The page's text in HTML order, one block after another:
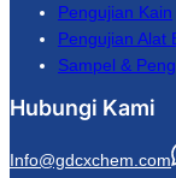
Pengujian Kain
Pengujian Alat
Sampel &
Hubungi Kami
Info@gdcxchem.com